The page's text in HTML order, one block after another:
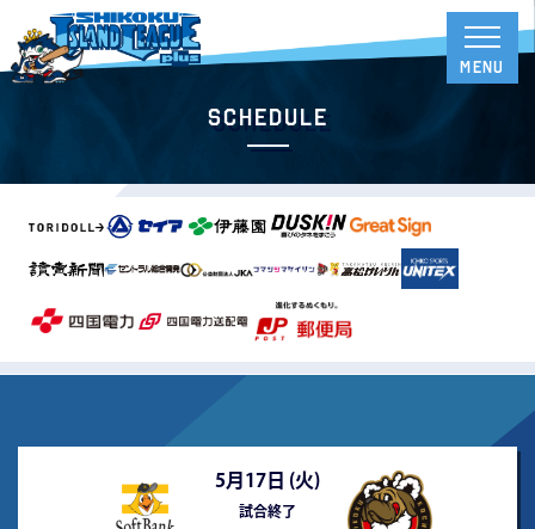
Schedule
5月17日 (火)
試合終了